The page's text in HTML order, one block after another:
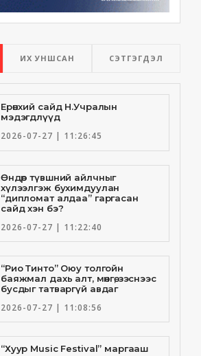
ИХ УНШСАН СЭТГЭГДЭЛ
Ерөнхий сайд Н.Учралын
мэдэгдлүүд
2026-07-27 | 11:26:45
Өндөр түвшний айлчныг
хүлээлгэж бухимдуулан
“дипломат алдаа” гаргасан
сайд хэн бэ?
2026-07-27 | 11:22:40
“Рио Тинто” Оюу толгойн
баяжмал дахь алт, мөнгө, зэснээс
бусдыг татваргүй авдаг
2026-07-27 | 11:08:56
“Хуур Music Festival” маргааш